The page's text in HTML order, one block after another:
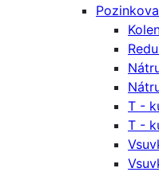
T -
T -